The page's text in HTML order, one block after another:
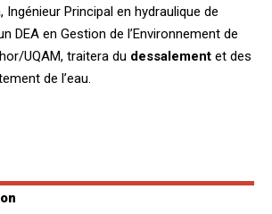
Ingénieur Principal en hydraulique de
DEA en Gestion de l’Environnement de
UQAM, traitera du dessalement et des
de l’eau.